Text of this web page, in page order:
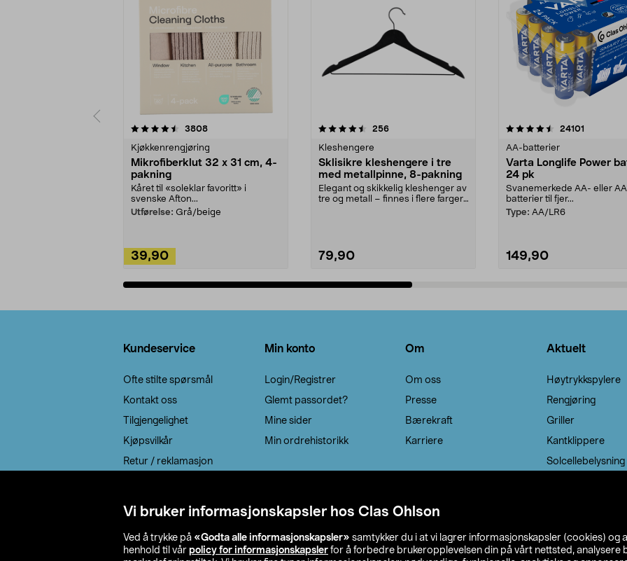
Vi bruker informasjonskapsler hos Clas Ohlson
Ved å trykke på «Godta alle informasjonskapsler» samtykker du i at vi lagrer informasjonskapsler (cookies) og
henhold til vår policy for informasjonskapsler for å forbedre brukeropplevelsen din på vårt nettsted, analysere
3808anmeldelser
Kjøkkenrengjøring
Mikrofiberklut 32 x 31 cm, 4-
pakning
Kåret til «soleklar favoritt» i
svenske Afton...
Utførelse: Grå/beige
39,90
4.5av 5 stjerner 256anmeldelser
Kleshengere
Sklisikre kleshengere i tre
med metallpinne, 8-pakning
Elegant og skikkelig kleshenger av
tre og metall – finnes i flere farger.
79,90
4.5av 5 stjerner 24101
AA-batterier
Varta Longlife Power
24 pk
Svanemerkede AA- eller
batterier til fjer...
Type: AA/LR6
149,90
4.5av 5 stjerner
Kundeservice
Ofte stilte spørsmål
Kontakt oss
Tilgjengelighet
Kjøpsvilkår
Retur / reklamasjon
Min konto
Login/Registrer
Glemt passordet?
Mine sider
Min ordrehistorikk
Om
Om oss
Presse
Bærekraft
Karriere
Aktuelt
Høytrykkspylere
Rengjøring
Griller
Kantklippere
Solcellebelysning